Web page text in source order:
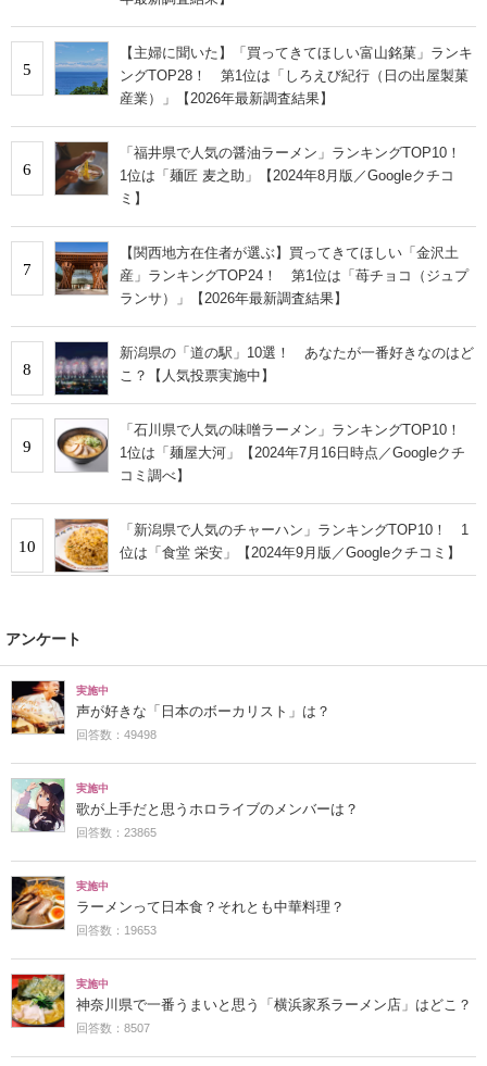
5
【主婦に聞いた】「買ってきてほしい富山銘菓」ランキ
ングTOP28！ 第1位は「しろえび紀行（日の出屋製菓
産業）」【2026年最新調査結果】
6
「福井県で人気の醤油ラーメン」ランキングTOP10！
1位は「麺匠 麦之助」【2024年8月版／Googleクチコ
ミ】
7
【関西地方在住者が選ぶ】買ってきてほしい「金沢土
産」ランキングTOP24！ 第1位は「苺チョコ（ジュプ
ランサ）」【2026年最新調査結果】
8
新潟県の「道の駅」10選！ あなたが一番好きなのはど
こ？【人気投票実施中】
9
「石川県で人気の味噌ラーメン」ランキングTOP10！
1位は「麺屋大河」【2024年7月16日時点／Googleクチ
コミ調べ】
10
「新潟県で人気のチャーハン」ランキングTOP10！ 1
位は「食堂 栄安」【2024年9月版／Googleクチコミ】
アンケート
実施中
声が好きな「日本のボーカリスト」は？
回答数：49498
実施中
歌が上手だと思うホロライブのメンバーは？
回答数：23865
実施中
ラーメンって日本食？それとも中華料理？
回答数：19653
実施中
神奈川県で一番うまいと思う「横浜家系ラーメン店」はどこ？
回答数：8507